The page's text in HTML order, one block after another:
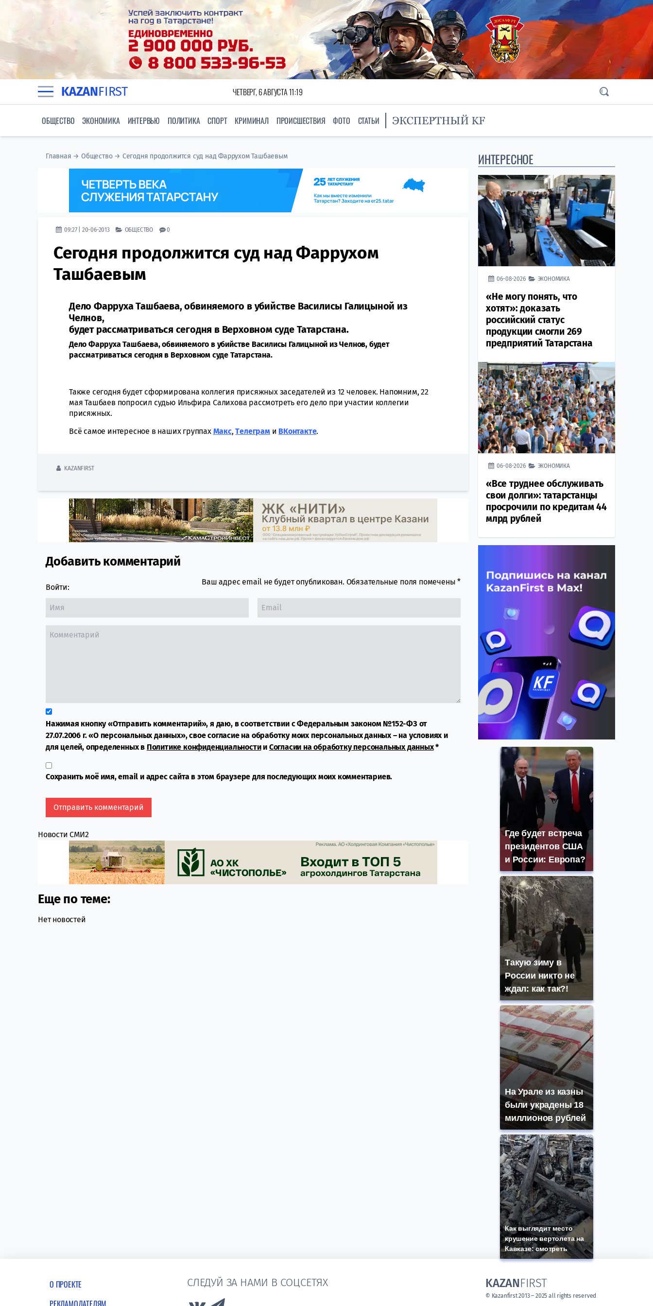
KAZANFIRST ЧЕТВЕРГ, 6 АВГУСТА 11:19
ОБЩЕСТВО ЭКОНОМИКА ИНТЕРВЬЮ ПОЛИТИКА СПОРТ КРИМИНАЛ ПРОИСШЕСТВИЯ ФОТО СТАТЬИ
Главная →Общество→ Сегодня продолжится суд над Фаррухом Ташбаевым
09:27 | 20-06-2013 ОБЩЕСТВО 0
Сегодня продолжится суд над Фаррухом
Ташбаевым
Дело Фарруха Ташбаева, обвиняемого в убийстве Василисы Галицыной из
Челнов,
будет рассматриваться сегодня в Верховном суде Татарстана.
Дело Фарруха Ташбаева, обвиняемого в убийстве Василисы Галицыной из Челнов, будет
рассматриваться сегодня в Верховном суде Татарстана.
Также сегодня будет сформирована коллегия присяжных заседателей из 12 человек. Напомним, 22
мая Ташбаев попросил судью Ильфира Салихова рассмотреть его дело при участии коллегии
присяжных.
Всё самое интересное в наших группах Макс,Tелеграми ВКонтакте.
KAZANFIRST
Comment section
Добавить комментарий
Войти:
Ваш адрес email не будет опубликован. Обязательные поля помечены*
Нажимая кнопку «Отправить комментарий», я даю, в соответствии с Федеральным законом №152-ФЗ от
27.07.2006 г. «О персональных данных», свое согласие на обработку моих персональных данных – на условиях и
для целей, определенных в Политике конфиденциальностии Согласии на обработку персональных данных*
Сохранить моё имя, email и адрес сайта в этом браузере для последующих моих комментариев.
Новости СМИ2
Еще по теме:
Нет новостей
ИНТЕРЕСНОЕ
06-08-2026 ЭКОНОМИКА
«Не могу понять, что
хотят»: доказать
российский статус
продукции смогли 269
предприятий Татарстана
06-08-2026 ЭКОНОМИКА
«Все труднее обслуживать
свои долги»: татарстанцы
просрочили по кредитам 44
млрд рублей
Где будет встреча
президентов США
и России: Европа?
Такую зиму в
России никто не
ждал: как так?!
На Урале из казны
были украдены 18
миллионов рублей
Как выглядит место
крушение вертолета на
Кавказе: смотреть
О ПРОЕКТЕ
РЕКЛАМОДАТЕЛЯМ
СЛЕДУЙ ЗА НАМИ В СОЦСЕТЯХ
Link to Vk
KAZANFIRST
© Kazanfirst 2013 – 2025 all rights reserved